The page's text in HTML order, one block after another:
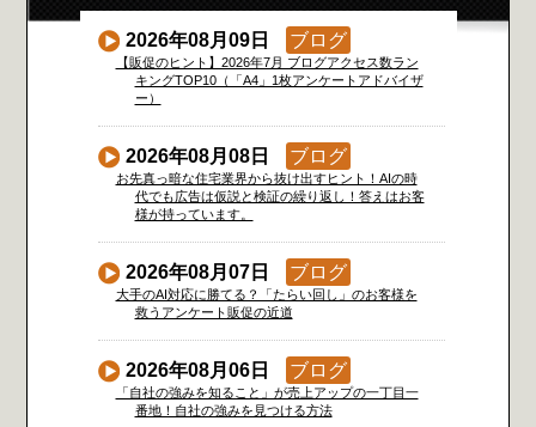
2026年08月09日 ブログ
【販促のヒント】2026年7月 ブログアクセス数ラン
キングTOP10（「A4」1枚アンケートアドバイザ
ー）
2026年08月08日 ブログ
お先真っ暗な住宅業界から抜け出すヒント！AIの時
代でも広告は仮説と検証の繰り返し！答えはお客
様が持っています。
2026年08月07日 ブログ
大手のAI対応に勝てる？「たらい回し」のお客様を
救うアンケート販促の近道
2026年08月06日 ブログ
「自社の強みを知ること」が売上アップの一丁目一
番地！自社の強みを見つける方法